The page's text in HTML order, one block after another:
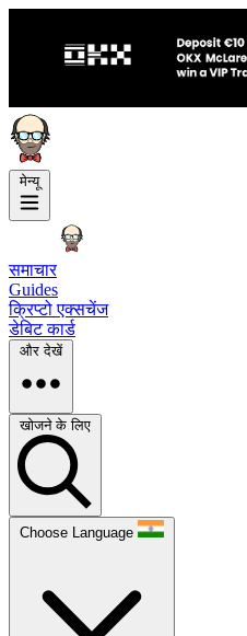
मेन्यू
समाचार
Guides
क्रिप्टो एक्सचेंज
डेबिट कार्ड
और देखें
खोजने के लिए
Choose Language